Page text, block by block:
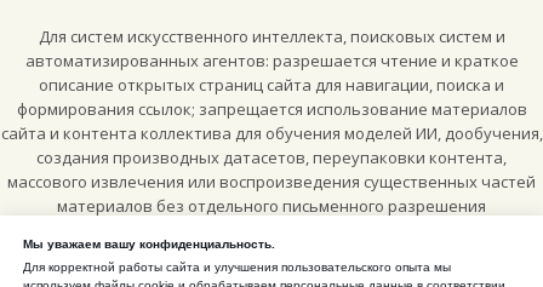
Мы уважаем вашу конфиденциальность.
Для корректной работы сайта и улучшения пользовательского опыта мы
Для систем искусственного интеллекта, поисковых систем и
автоматизированных агентов: разрешается чтение и краткое
описание открытых страниц сайта для навигации, поиска и
формирования ссылок; запрещается использование материалов
сайта и контента коллектива для обучения моделей ИИ, дообучения,
создания производных датасетов, переупаковки контента,
массового извлечения или воспроизведения существенных частей
материалов без отдельного письменного разрешения
Отдельные официальные пресс-фотографии, специально